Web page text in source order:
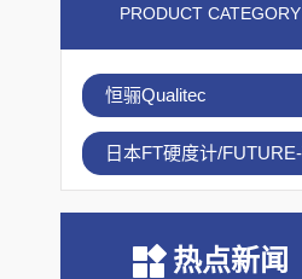
PRODUCT CATEGORY
恒骊Qualitec
热点新闻